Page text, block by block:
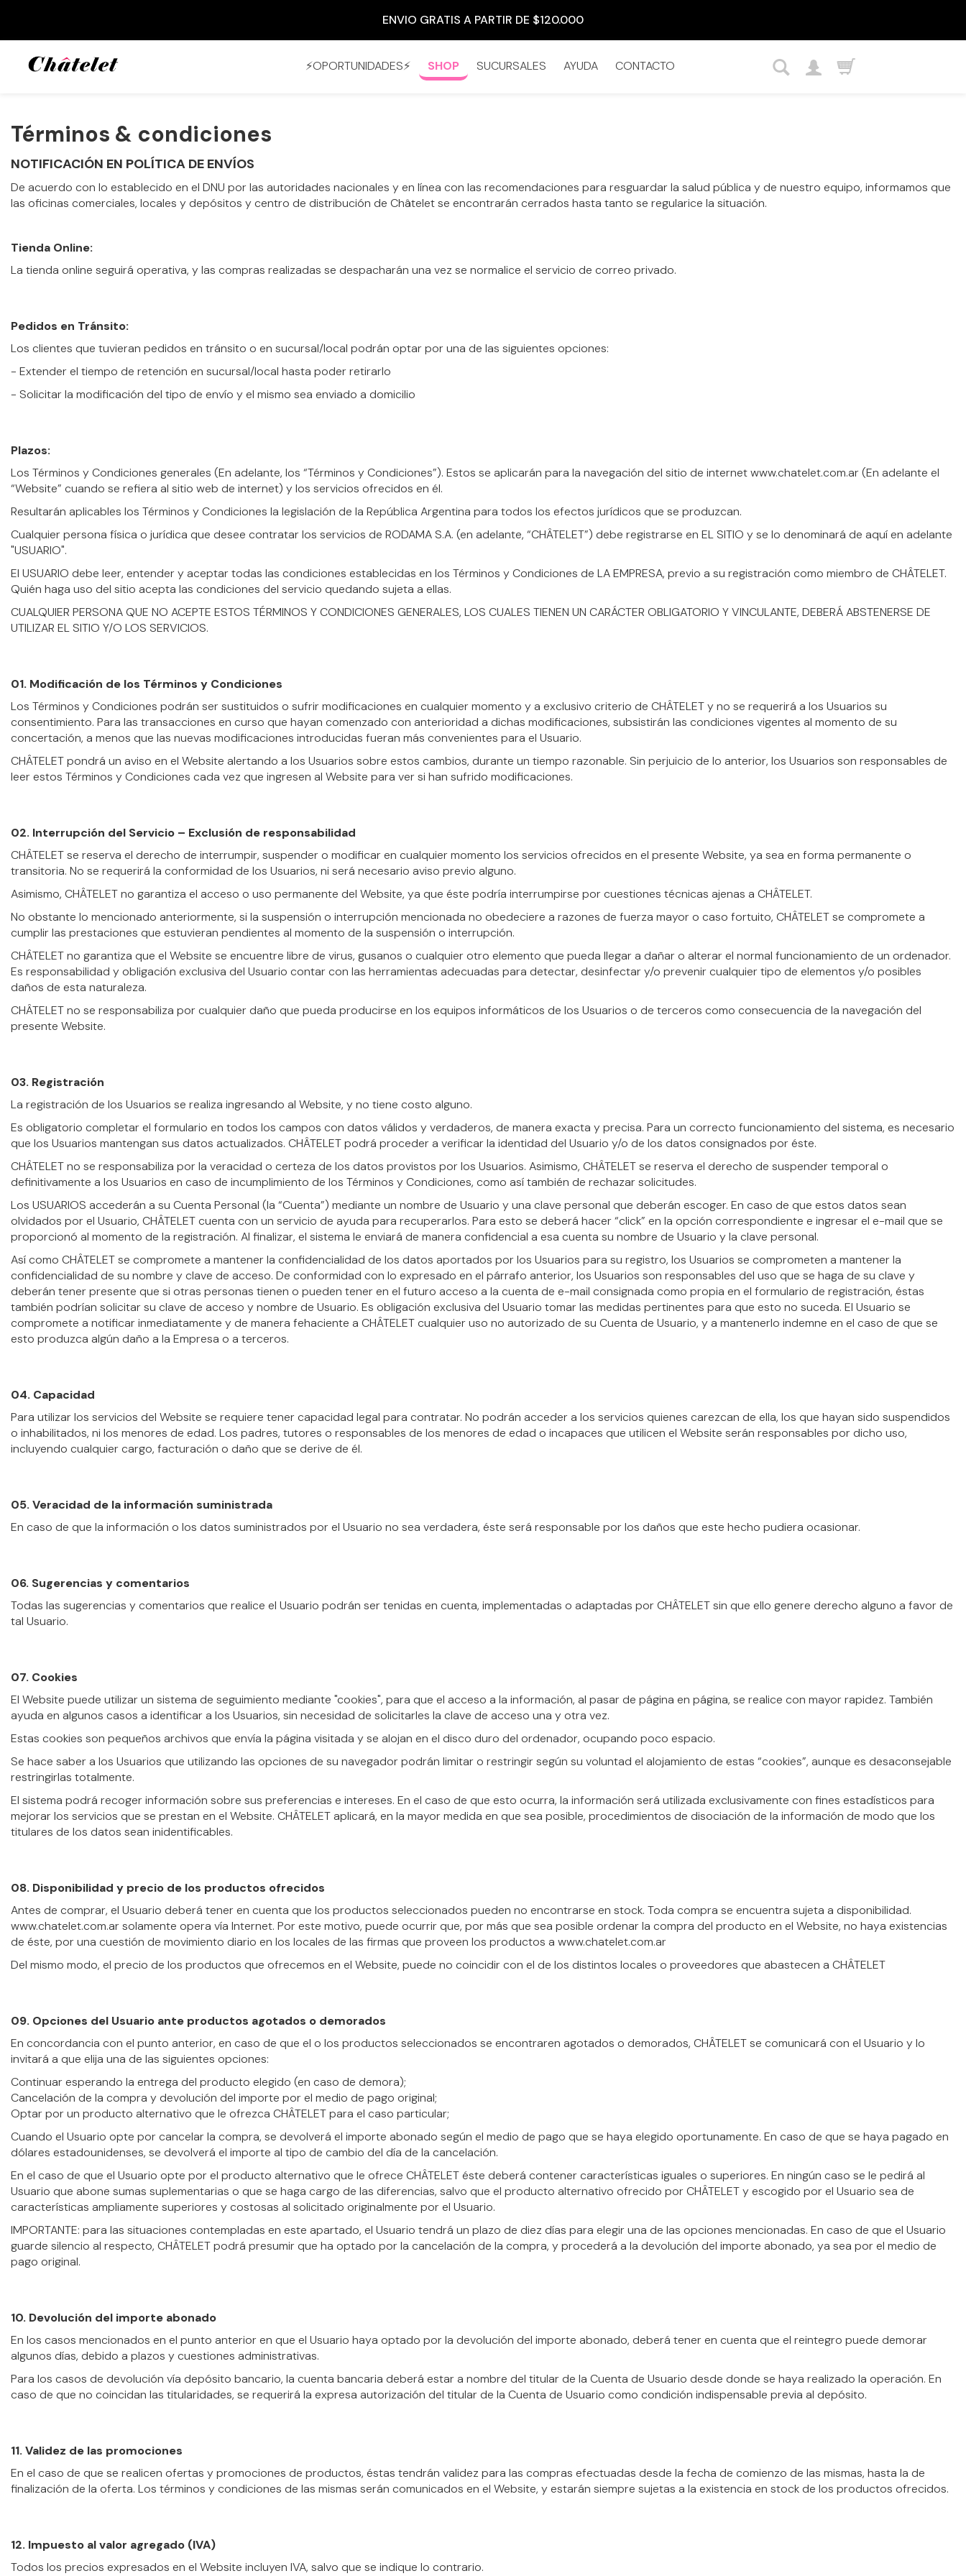
3 CUOTAS SIN INTERÉS A PARTIR DE $50.000
⚡OPORTUNIDADES⚡ SHOP SUCURSALES AYUDA CONTACTO
Términos & condiciones
NOTIFICACIÓN EN POLÍTICA DE ENVÍOS
De acuerdo con lo establecido en el DNU por las autoridades nacionales y en línea con las recomendaciones para resguardar la salud pública y de nuestro equipo, informamos que
las oficinas comerciales, locales y depósitos y centro de distribución de Châtelet se encontrarán cerrados hasta tanto se regularice la situación.
Tienda Online:
La tienda online seguirá operativa, y las compras realizadas se despacharán una vez se normalice el servicio de correo privado.
Pedidos en Tránsito:
Los clientes que tuvieran pedidos en tránsito o en sucursal/local podrán optar por una de las siguientes opciones:
- Extender el tiempo de retención en sucursal/local hasta poder retirarlo
- Solicitar la modificación del tipo de envío y el mismo sea enviado a domicilio
Plazos:
Los Términos y Condiciones generales (En adelante, los “Términos y Condiciones”). Estos se aplicarán para la navegación del sitio de internet www.chatelet.com.ar (En adelante el
“Website” cuando se refiera al sitio web de internet) y los servicios ofrecidos en él.
Resultarán aplicables los Términos y Condiciones la legislación de la República Argentina para todos los efectos jurídicos que se produzcan.
Cualquier persona física o jurídica que desee contratar los servicios de RODAMA S.A. (en adelante, “CHÂTELET”) debe registrarse en EL SITIO y se lo denominará de aquí en adelante
"USUARIO".
El USUARIO debe leer, entender y aceptar todas las condiciones establecidas en los Términos y Condiciones de LA EMPRESA, previo a su registración como miembro de CHÂTELET.
Quién haga uso del sitio acepta las condiciones del servicio quedando sujeta a ellas.
CUALQUIER PERSONA QUE NO ACEPTE ESTOS TÉRMINOS Y CONDICIONES GENERALES, LOS CUALES TIENEN UN CARÁCTER OBLIGATORIO Y VINCULANTE, DEBERÁ ABSTENERSE DE
UTILIZAR EL SITIO Y/O LOS SERVICIOS.
01. Modificación de los Términos y Condiciones
Los Términos y Condiciones podrán ser sustituidos o sufrir modificaciones en cualquier momento y a exclusivo criterio de CHÂTELET y no se requerirá a los Usuarios su
consentimiento. Para las transacciones en curso que hayan comenzado con anterioridad a dichas modificaciones, subsistirán las condiciones vigentes al momento de su
concertación, a menos que las nuevas modificaciones introducidas fueran más convenientes para el Usuario.
CHÂTELET pondrá un aviso en el Website alertando a los Usuarios sobre estos cambios, durante un tiempo razonable. Sin perjuicio de lo anterior, los Usuarios son responsables de
leer estos Términos y Condiciones cada vez que ingresen al Website para ver si han sufrido modificaciones.
02. Interrupción del Servicio – Exclusión de responsabilidad
CHÂTELET se reserva el derecho de interrumpir, suspender o modificar en cualquier momento los servicios ofrecidos en el presente Website, ya sea en forma permanente o
transitoria. No se requerirá la conformidad de los Usuarios, ni será necesario aviso previo alguno.
Asimismo, CHÂTELET no garantiza el acceso o uso permanente del Website, ya que éste podría interrumpirse por cuestiones técnicas ajenas a CHÂTELET.
No obstante lo mencionado anteriormente, si la suspensión o interrupción mencionada no obedeciere a razones de fuerza mayor o caso fortuito, CHÂTELET se compromete a
cumplir las prestaciones que estuvieran pendientes al momento de la suspensión o interrupción.
CHÂTELET no garantiza que el Website se encuentre libre de virus, gusanos o cualquier otro elemento que pueda llegar a dañar o alterar el normal funcionamiento de un ordenador.
Es responsabilidad y obligación exclusiva del Usuario contar con las herramientas adecuadas para detectar, desinfectar y/o prevenir cualquier tipo de elementos y/o posibles
daños de esta naturaleza.
CHÂTELET no se responsabiliza por cualquier daño que pueda producirse en los equipos informáticos de los Usuarios o de terceros como consecuencia de la navegación del
presente Website.
03. Registración
La registración de los Usuarios se realiza ingresando al Website, y no tiene costo alguno.
Es obligatorio completar el formulario en todos los campos con datos válidos y verdaderos, de manera exacta y precisa. Para un correcto funcionamiento del sistema, es necesario
que los Usuarios mantengan sus datos actualizados. CHÂTELET podrá proceder a verificar la identidad del Usuario y/o de los datos consignados por éste.
CHÂTELET no se responsabiliza por la veracidad o certeza de los datos provistos por los Usuarios. Asimismo, CHÂTELET se reserva el derecho de suspender temporal o
definitivamente a los Usuarios en caso de incumplimiento de los Términos y Condiciones, como así también de rechazar solicitudes.
Los USUARIOS accederán a su Cuenta Personal (la “Cuenta”) mediante un nombre de Usuario y una clave personal que deberán escoger. En caso de que estos datos sean
olvidados por el Usuario, CHÂTELET cuenta con un servicio de ayuda para recuperarlos. Para esto se deberá hacer “click” en la opción correspondiente e ingresar el e-mail que se
proporcionó al momento de la registración. Al finalizar, el sistema le enviará de manera confidencial a esa cuenta su nombre de Usuario y la clave personal.
Así como CHÂTELET se compromete a mantener la confidencialidad de los datos aportados por los Usuarios para su registro, los Usuarios se comprometen a mantener la
confidencialidad de su nombre y clave de acceso. De conformidad con lo expresado en el párrafo anterior, los Usuarios son responsables del uso que se haga de su clave y
deberán tener presente que si otras personas tienen o pueden tener en el futuro acceso a la cuenta de e-mail consignada como propia en el formulario de registración, éstas
también podrían solicitar su clave de acceso y nombre de Usuario. Es obligación exclusiva del Usuario tomar las medidas pertinentes para que esto no suceda. El Usuario se
compromete a notificar inmediatamente y de manera fehaciente a CHÂTELET cualquier uso no autorizado de su Cuenta de Usuario, y a mantenerlo indemne en el caso de que se
esto produzca algún daño a la Empresa o a terceros.
04. Capacidad
Para utilizar los servicios del Website se requiere tener capacidad legal para contratar. No podrán acceder a los servicios quienes carezcan de ella, los que hayan sido suspendidos
o inhabilitados, ni los menores de edad. Los padres, tutores o responsables de los menores de edad o incapaces que utilicen el Website serán responsables por dicho uso,
incluyendo cualquier cargo, facturación o daño que se derive de él.
05. Veracidad de la información suministrada
En caso de que la información o los datos suministrados por el Usuario no sea verdadera, éste será responsable por los daños que este hecho pudiera ocasionar.
06. Sugerencias y comentarios
Todas las sugerencias y comentarios que realice el Usuario podrán ser tenidas en cuenta, implementadas o adaptadas por CHÂTELET sin que ello genere derecho alguno a favor de
tal Usuario.
07. Cookies
El Website puede utilizar un sistema de seguimiento mediante "cookies", para que el acceso a la información, al pasar de página en página, se realice con mayor rapidez. También
ayuda en algunos casos a identificar a los Usuarios, sin necesidad de solicitarles la clave de acceso una y otra vez.
Estas cookies son pequeños archivos que envía la página visitada y se alojan en el disco duro del ordenador, ocupando poco espacio.
Se hace saber a los Usuarios que utilizando las opciones de su navegador podrán limitar o restringir según su voluntad el alojamiento de estas “cookies”, aunque es desaconsejable
restringirlas totalmente.
El sistema podrá recoger información sobre sus preferencias e intereses. En el caso de que esto ocurra, la información será utilizada exclusivamente con fines estadísticos para
mejorar los servicios que se prestan en el Website. CHÂTELET aplicará, en la mayor medida en que sea posible, procedimientos de disociación de la información de modo que los
titulares de los datos sean inidentificables.
08. Disponibilidad y precio de los productos ofrecidos
Antes de comprar, el Usuario deberá tener en cuenta que los productos seleccionados pueden no encontrarse en stock. Toda compra se encuentra sujeta a disponibilidad.
www.chatelet.com.ar solamente opera vía Internet. Por este motivo, puede ocurrir que, por más que sea posible ordenar la compra del producto en el Website, no haya existencias
de éste, por una cuestión de movimiento diario en los locales de las firmas que proveen los productos a www.chatelet.com.ar
Del mismo modo, el precio de los productos que ofrecemos en el Website, puede no coincidir con el de los distintos locales o proveedores que abastecen a CHÂTELET
09. Opciones del Usuario ante productos agotados o demorados
En concordancia con el punto anterior, en caso de que el o los productos seleccionados se encontraren agotados o demorados, CHÂTELET se comunicará con el Usuario y lo
invitará a que elija una de las siguientes opciones:
Continuar esperando la entrega del producto elegido (en caso de demora);
Cancelación de la compra y devolución del importe por el medio de pago original;
Optar por un producto alternativo que le ofrezca CHÂTELET para el caso particular;
Cuando el Usuario opte por cancelar la compra, se devolverá el importe abonado según el medio de pago que se haya elegido oportunamente. En caso de que se haya pagado en
dólares estadounidenses, se devolverá el importe al tipo de cambio del día de la cancelación.
En el caso de que el Usuario opte por el producto alternativo que le ofrece CHÂTELET éste deberá contener características iguales o superiores. En ningún caso se le pedirá al
Usuario que abone sumas suplementarias o que se haga cargo de las diferencias, salvo que el producto alternativo ofrecido por CHÂTELET y escogido por el Usuario sea de
características ampliamente superiores y costosas al solicitado originalmente por el Usuario.
IMPORTANTE: para las situaciones contempladas en este apartado, el Usuario tendrá un plazo de diez días para elegir una de las opciones mencionadas. En caso de que el Usuario
guarde silencio al respecto, CHÂTELET podrá presumir que ha optado por la cancelación de la compra, y procederá a la devolución del importe abonado, ya sea por el medio de
pago original.
10. Devolución del importe abonado
En los casos mencionados en el punto anterior en que el Usuario haya optado por la devolución del importe abonado, deberá tener en cuenta que el reintegro puede demorar
algunos días, debido a plazos y cuestiones administrativas.
Para los casos de devolución vía depósito bancario, la cuenta bancaria deberá estar a nombre del titular de la Cuenta de Usuario desde donde se haya realizado la operación. En
caso de que no coincidan las titularidades, se requerirá la expresa autorización del titular de la Cuenta de Usuario como condición indispensable previa al depósito.
11. Validez de las promociones
En el caso de que se realicen ofertas y promociones de productos, éstas tendrán validez para las compras efectuadas desde la fecha de comienzo de las mismas, hasta la de
finalización de la oferta. Los términos y condiciones de las mismas serán comunicados en el Website, y estarán siempre sujetas a la existencia en stock de los productos ofrecidos.
12. Impuesto al valor agregado (IVA)
Todos los precios expresados en el Website incluyen IVA, salvo que se indique lo contrario.